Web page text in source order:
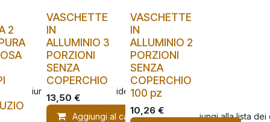
Aggiungi alla lista dei desideri
2
VASCHETTE
IN
ALLUMINIO 3
PORZIONI
SENZA
COPERCHIO
13,50 €
Aggiungi al carrello Aggiungi alla lista dei
VASCHETTE
IN
ALLUMINIO 2
PORZIONI
SENZA
COPERCHIO
100 pz
10,26€